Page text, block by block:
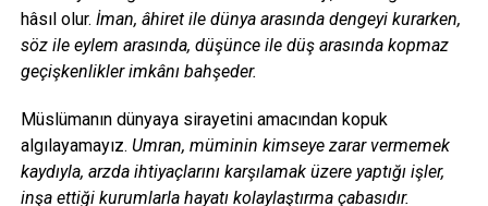
hâsıl olur. İman, âhiret ile dünya arasında dengeyi kurarken,
söz ile eylem arasında, düşünce ile düş arasında kopmaz
geçişkenlikler imkânı bahşeder.
Müslümanın dünyaya sirayetini amacından kopuk
algılayamayız. Umran, müminin kimseye zarar vermemek
kaydıyla, arzda ihtiyaçlarını karşılamak üzere yaptığı işler,
inşa ettiği kurumlarla hayatı kolaylaştırma çabasıdır.